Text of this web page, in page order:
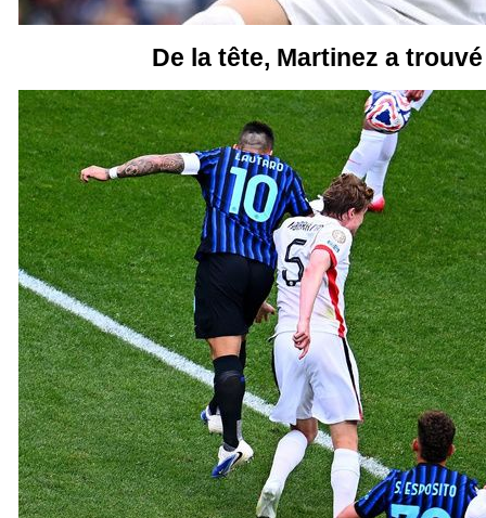
De la tête, Martinez a